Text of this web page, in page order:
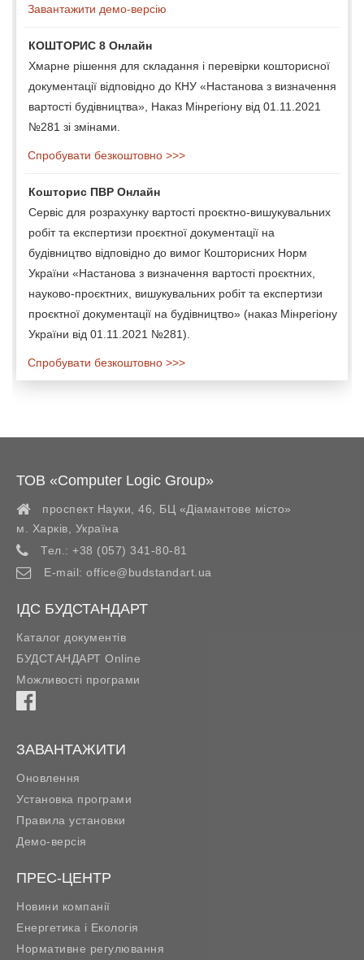
Завантажити демо-версію
КОШТОРИС 8 Онлайн
Хмарне рішення для складання і перевірки кошторисної
документації відповідно до КНУ «Настанова з визначення
вартості будівництва», Наказ Мінрегіону від 01.11.2021
№281 зі змінами.
Спробувати безкоштовно >>>
Кошторис ПВР Онлайн
Сервіс для розрахунку вартості проєктно-вишукувальних
робіт та експертизи проєктної документації на
будівництво відповідно до вимог Кошторисних Норм
України «Настанова з визначення вартості проєктних,
науково-проєктних, вишукувальних робіт та експертизи
проєктної документації на будівництво» (наказ Мінрегіону
України від 01.11.2021 №281).
Спробувати безкоштовно >>>
ТОВ «Computer Logic Group»
проспект Науки, 46, БЦ «Діамантове місто»
м. Харків
Україна
Тел.: +38 (057) 341-80-81
E-mail: office@budstandart.ua
ІДС БУДСТАНДАРТ
Каталог документів
БУДСТАНДАРТ Online
Можливості програми
ЗАВАНТАЖИТИ
Оновлення
Установка програми
Правила установки
Демо-версія
ПРЕС-ЦЕНТР
Новини компанії
Енергетика і Екологія
Нормативне регулювання